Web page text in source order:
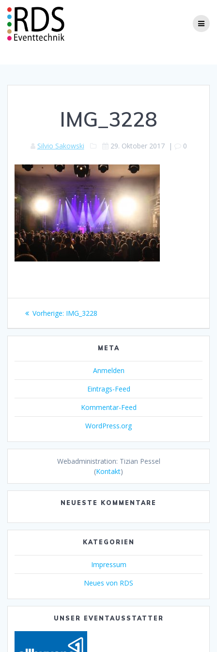
IMG_3228
Silvio Sakowski 29. Oktober 2017| 0
Beitragsnavigation
Vorherige: Vorheriger
IMG_3228
META
Anmelden
Eintrags-Feed
Kommentar-Feed
WordPress.org
Webadministration: Tizian Pessel
(Kontakt)
NEUESTE KOMMENTARE
KATEGORIEN
Impressum
Neues von RDS
UNSER EVENTAUSSTATTER